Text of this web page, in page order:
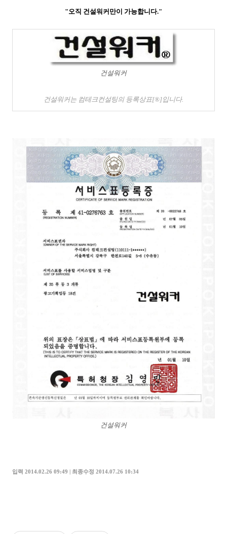
"오직 건설워커만이 가능합니다."
건설워커
건설워커는 컴테크컨설팅의 등록상표[®]입니다.
건설워커
입력 2014.02.26 09:49 | 최종수정 2014.07.26 10:34